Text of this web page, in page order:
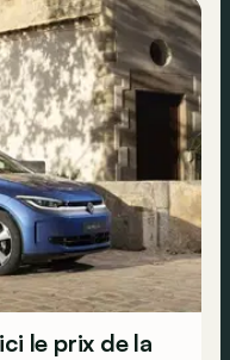
le prix de la